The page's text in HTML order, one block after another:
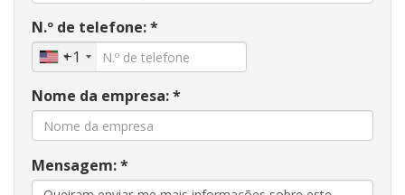
N.º de telefone: *
+1
Nome da empresa: *
Mensagem: *